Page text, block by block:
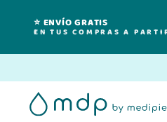
⭐ ENVÍO GRATIS
EN TUS COMPRAS A
al
contenido